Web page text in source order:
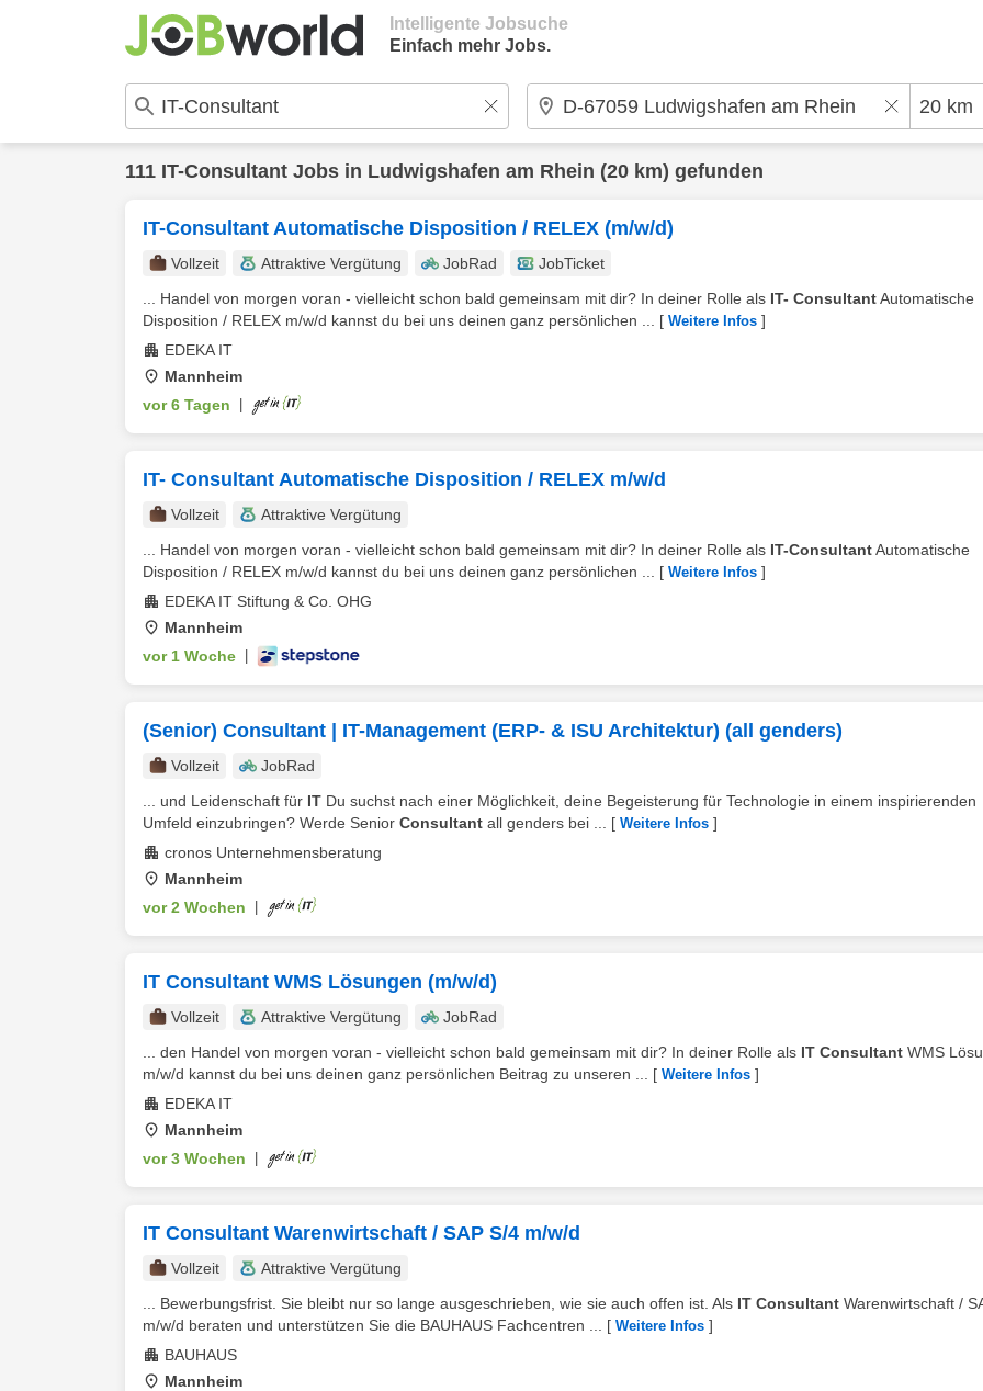
Intelligente Jobsuche
Einfach mehr Jobs.
111 IT-Consultant Jobs in Ludwigshafen am Rhein (20 km) gefunden
IT-​​Consultant Automatische Disposition​ / RELEX (m/w/d)
Vollzeit Attraktive Vergütung JobRad
JobTicket
... Handel von morgen voran - vielleicht schon bald gemeinsam mit dir? In deiner Rolle als IT- ConsultantAutomatische
Disposition / RELEX m/w/d kannst du bei uns deinen ganz persönlichen ...
[ Weitere Infos ]
EDEKA IT
Mannheim
vor 6 Tagen
IT- Consultant Automatische Disposition / RELEX m/w/d
Vollzeit
Attraktive Vergütung
... Handel von morgen voran - vielleicht schon bald gemeinsam mit dir? In deiner Rolle als IT-ConsultantAutomatische
Disposition / RELEX m/w/d kannst du bei uns deinen ganz persönlichen ...
[ Weitere Infos ]
EDEKA IT Stiftung & Co. OHG
Mannheim
vor 1 Woche
(Senior) Consultant | IT-Management (ERP- & ISU Architektur) (all genders)
Vollzeit
JobRad
... und Leidenschaft für IT Du suchst nach einer Möglichkeit, deine Begeisterung für Technologie in einem inspirierenden
Umfeld einzubringen? Werde Senior Consultant all genders bei ... [ Weitere Infos ]
cronos Unternehmensberatung
Mannheim
vor 2 Wochen
IT Consultant WMS Lösungen (m/w/d)
Vollzeit Attraktive Vergütung
JobRad
... den Handel von morgen voran - vielleicht schon bald gemeinsam mit dir? In deiner Rolle als IT Consultant WMS
m/w/d kannst du bei uns deinen ganz persönlichen Beitrag zu unseren ...
[ Weitere Infos ]
EDEKA IT
Mannheim
vor 3 Wochen
IT Consultant Warenwirtschaft / SAP S/4 m/w/d
Vollzeit
Attraktive Vergütung
... Bewerbungsfrist. Sie bleibt nur so lange ausgeschrieben, wie sie auch offen ist. Als IT Consultant Warenwirtschaft /
m/w/d beraten und unterstützen Sie die BAUHAUS Fachcentren ...
[ Weitere Infos ]
BAUHAUS
Mannheim